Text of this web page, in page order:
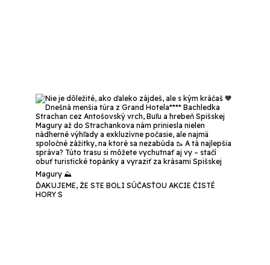
ĎAKUJEME, ŽE STE BOLI SÚČASŤOU AKCIE ČISTÉ
HORY S